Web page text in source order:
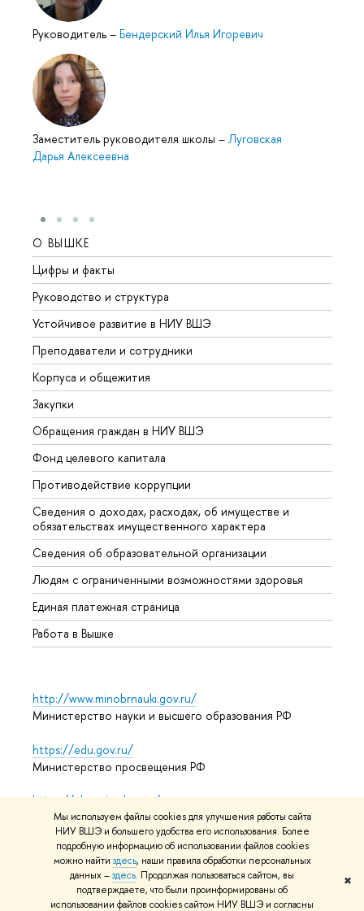
Мы используем файлы cookies для улучшения работы сайта
НИУ ВШЭ и большего удобства его использования. Более
подробную информацию об использовании файлов cookies
можно найти здесь, наши правила обработки персональных
данных –здесь. Продолжая пользоваться сайтом, вы
подтверждаете, что были проинформированы об
использовании файлов cookies сайтом НИУ ВШЭ и согласны
✖
Руководитель – Бендерский Илья Игоревич
Заместитель руководителя школы – Луговская
Дарья Алексеевна
О ВЫШКЕ
Цифры и факты
Руководство и структура
Устойчивое развитие в НИУ ВШЭ
Преподаватели и сотрудники
Корпуса и общежития
Закупки
Обращения граждан в НИУ ВШЭ
Фонд целевого капитала
Противодействие коррупции
Сведения о доходах, расходах, об имуществе и
обязательствах имущественного характера
Сведения об образовательной организации
Людям с ограниченными возможностями здоровья
Единая платежная страница
Работа в Вышке
http://www.minobrnauki.gov.ru/
Министерство науки и высшего образования РФ
https://edu.gov.ru/
Министерство просвещения РФ
https://elearning.hse.ru/mooc
Массовые открытые онлайн-курсы
© НИУ ВШЭ 1993–2026 Адреса и контактыУсловия
использования материаловПолитика конфиденциальности
Карта сайта